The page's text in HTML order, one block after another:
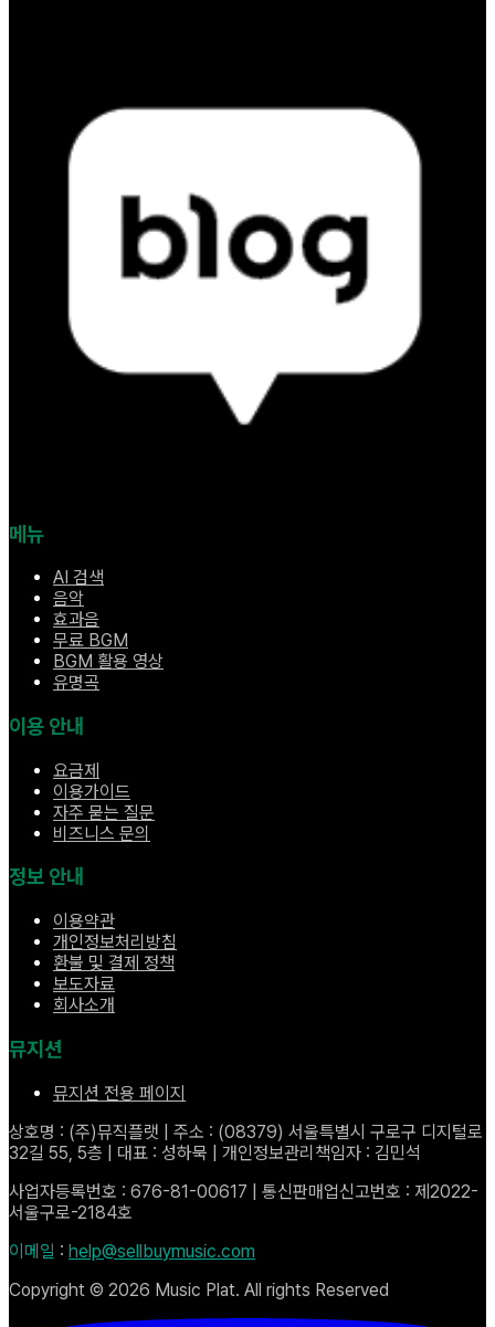
메뉴
AI 검색
음악
효과음
무료 BGM
BGM 활용 영상
유명곡
이용 안내
요금제
이용가이드
자주 묻는 질문
비즈니스 문의
정보 안내
이용약관
개인정보처리방침
환불 및 결제 정책
보도자료
회사소개
뮤지션
뮤지션 전용 페이지
상호명 : (주)뮤직플랫 | 주소 : (08379) 서울특별시 구로구 디지털로
32길 55, 5층 | 대표 : 성하묵 | 개인정보관리책임자 : 김민석
사업자등록번호 : 676-81-00617 | 통신판매업신고번호 : 제2022-
서울구로-2184호
이메일 : help@sellbuymusic.com
Copyright © 2026 Music Plat. All rights Reserved